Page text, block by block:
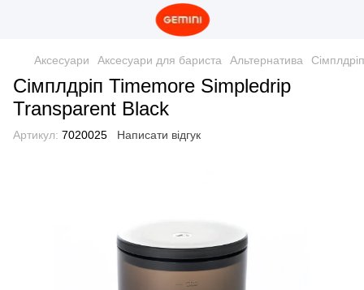
Аксесуари Аксесуари для бариста Альтернатива
Сімплдріп Timemore Simpledrip
Transparent Black
Артикул: 7020025 Написати відгук